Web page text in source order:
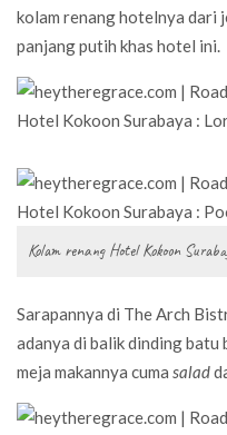
kolam renang hotelnya dari
panjang putih khas hotel ini.
Kolam renang Hotel Kokoon
Sarapannya di The Arch
adanya di balik dinding batu
meja makannya cuma salad